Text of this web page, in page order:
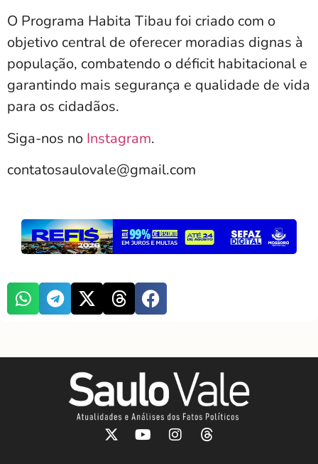
O Programa Habita Tibau foi criado com o
objetivo central de oferecer moradias dignas à
população, combatendo o déficit habitacional e
garantindo mais segurança e qualidade de vida
para os cidadãos.
Siga-nos no Instagram.
contatosaulovale@gmail.com